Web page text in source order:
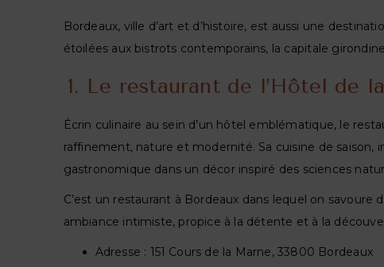
Bordeaux, ville d’art et d’histoire, est aussi une
étoilées aux bistrots contemporains, la capitale
1. Le restaurant de l’Hôtel de
Écrin culinaire au sein d’un hôtel emblématique, le
raffinement, nature et modernité. Sa cuisine de
gastronomique dans un décor inspiré des sciences
C’est un restaurant à Bordeaux dans lequel on savoure
ambiance intimiste, propice à la détente et à la
Adresse : 151 Cours de la Marne, 33800 Bordeaux